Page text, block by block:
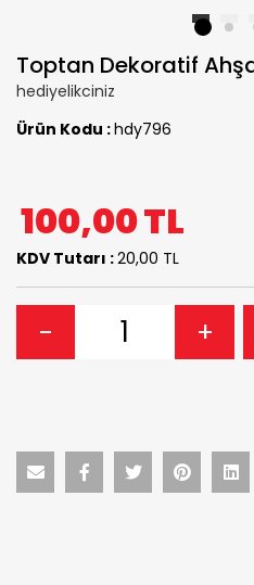
2
Toptan Dekoratif
hediyelikciniz
Ürün Kodu :hdy796
100,00TL
KDV Tutarı :20,00 TL
- +